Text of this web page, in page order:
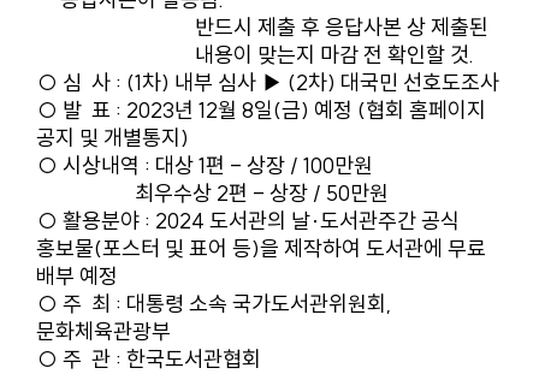
반드시 제출 후 응답사본 상 제출된
내용이 맞는지 마감 전 확인할 것.
○ 심 사 : (1차) 내부 심사 ▶ (2차) 대국민 선호도조사
○ 발 표 : 2023년 12월 8일(금) 예정 (협회 홈페이지
공지 및 개별통지)
○ 시상내역 : 대상 1편 - 상장 / 100만원
최우수상 2편 - 상장 / 50만원
○ 활용분야 : 2024 도서관의 날·도서관주간 공식
홍보물(포스터 및 표어 등)을 제작하여 도서관에 무료
배부 예정
○ 주 최 : 대통령 소속 국가도서관위원회,
문화체육관광부
○ 주 관 : 한국도서관협회